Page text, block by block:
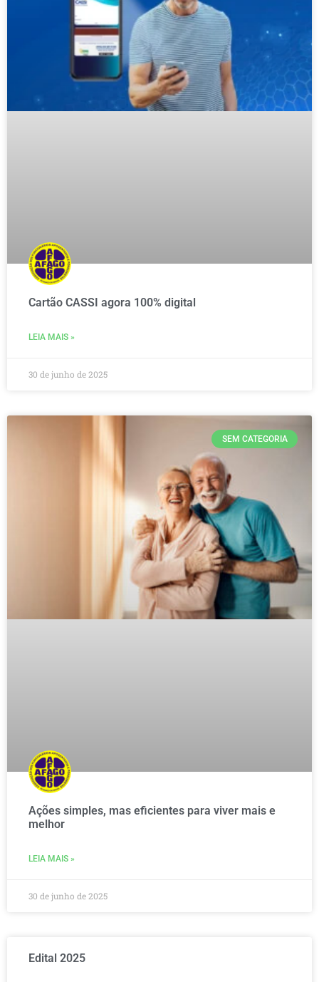
Cartão CASSI agora 100% digital
LEIA MAIS »
30 de junho de 2025
SEM CATEGORIA
Ações simples, mas eficientes para viver mais e
melhor
LEIA MAIS »
30 de junho de 2025
Edital 2025